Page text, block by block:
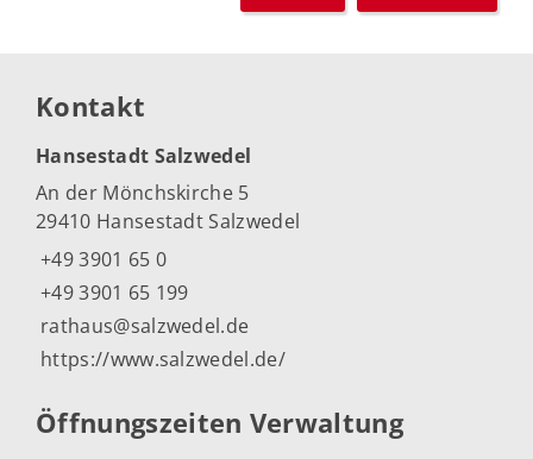
Kontakt
Hansestadt Salzwedel
An der Mönchskirche 5
29410 Hansestadt Salzwedel
+49 3901 65 0
+49 3901 65 199
rathaus@salzwedel.de
https://www.salzwedel.de/
Öffnungszeiten Verwaltung